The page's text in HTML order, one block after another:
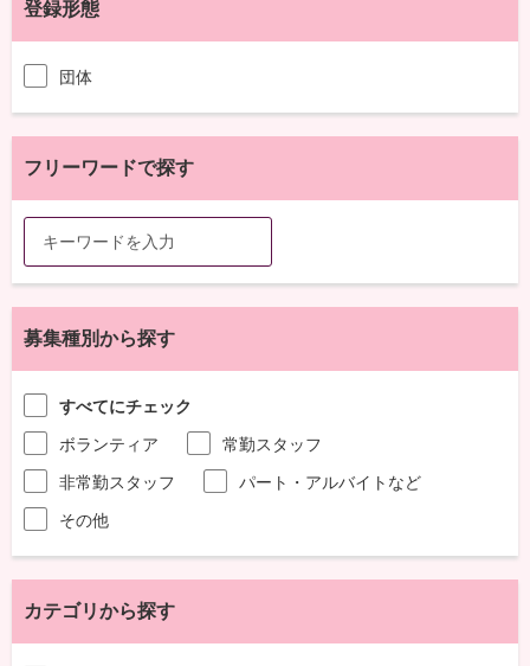
登録形態
団体
フリーワードで探す
募集種別から探す
すべてにチェック
ボランティア
常勤スタッフ
非常勤スタッフ
パート・アルバイトなど
その他
カテゴリから探す